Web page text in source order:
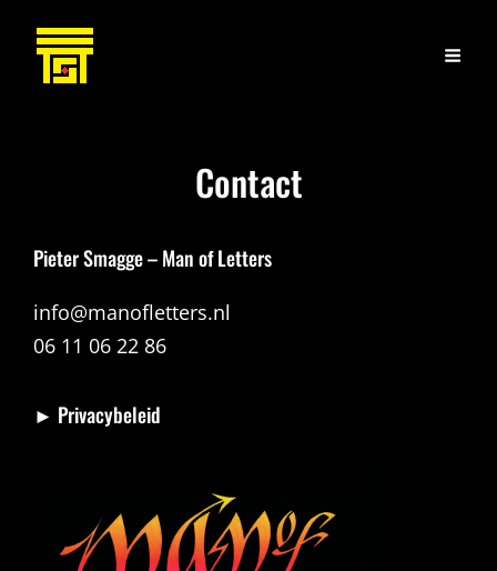
Contact
Pieter Smagge – Man of Letters
info@manofletters.nl
06 11 06 22 86
► Privacybeleid